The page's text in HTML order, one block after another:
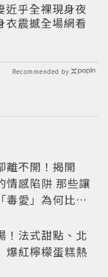
近乎全裸現身夜
衣震撼全場網看
Recommended by
離不開！揭開
情感陷阱 那些讓
毒愛」為何比菸
！法式甜點、北
紅檸檬蛋糕熱